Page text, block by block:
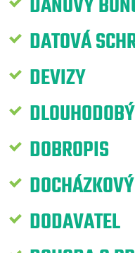
DATOVÁ
DEVIZY
DOBROPIS
DODAVATEL